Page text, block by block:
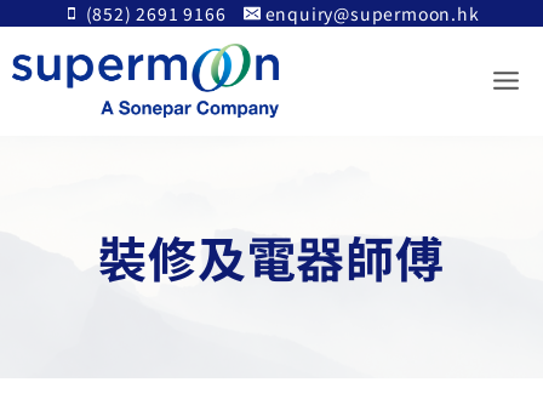
content
(852) 2691 9166 enquiry@supermoon.hk
裝修及電器師傅